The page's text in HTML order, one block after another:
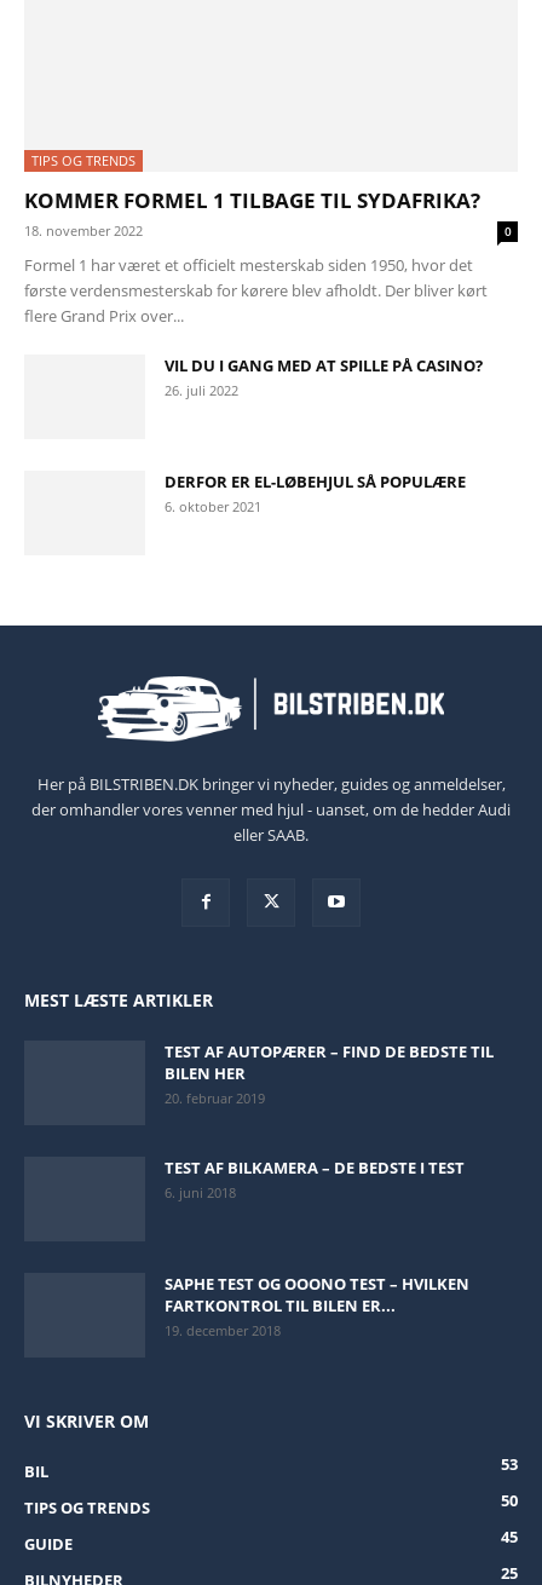
TIPS OG TRENDS
KOMMER FORMEL 1 TILBAGE TIL SYDAFRIKA?
18. november 2022 0
Formel 1 har været et officielt mesterskab siden 1950, hvor det
første verdensmesterskab for kørere blev afholdt. Der bliver kørt
flere Grand Prix over...
VIL DU I GANG MED AT SPILLE PÅ CASINO?
26. juli 2022
DERFOR ER EL-LØBEHJUL SÅ POPULÆRE
6. oktober 2021
Her på BILSTRIBEN.DK bringer vi nyheder, guides og anmeldelser,
der omhandler vores venner med hjul - uanset, om de hedder Audi
eller SAAB.
MEST LÆSTE ARTIKLER
TEST AF AUTOPÆRER – FIND DE BEDSTE TIL
BILEN HER
20. februar 2019
TEST AF BILKAMERA – DE BEDSTE I TEST
6. juni 2018
SAPHE TEST OG OOONO TEST – HVILKEN
FARTKONTROL TIL BILEN ER...
19. december 2018
VI SKRIVER OM
BIL
53
TIPS OG TRENDS
50
GUIDE
45
BILNYHEDER
25